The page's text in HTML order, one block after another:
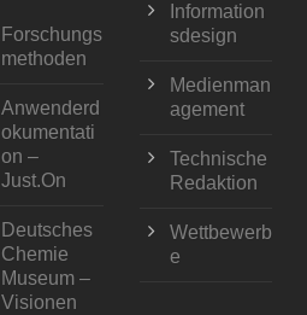
Forschungs
methoden
Anwenderd
okumentati
on –
Just.On
Deutsches
Chemie
Museum –
Visionen
Information
sdesign
Medienman
agement
Technische
Redaktion
Wettbewerb
e